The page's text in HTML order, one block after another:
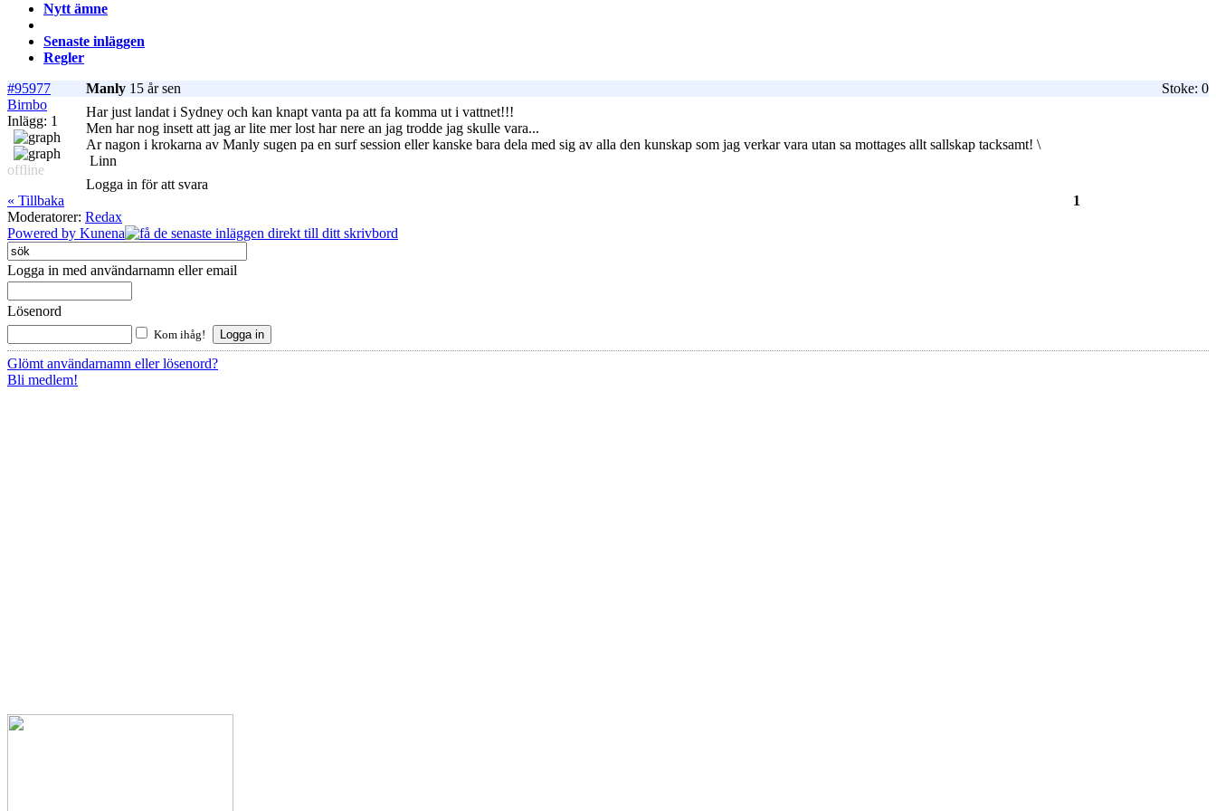
Nytt ämne
Senaste inläggen
Regler
#95977
Manly 15 år sen
Stoke: 0
Birnbo
Inlägg: 1
offline
Har just landat i Sydney och kan knapt vanta pa att fa komma ut i vattnet!!!
Men har nog insett att jag ar lite mer lost har nere an jag trodde jag skulle vara...
Ar nagon i krokarna av Manly sugen pa en surf session eller kanske bara dela med sig av alla den kunskap som jag verkar vara utan sa mottages allt sallskap tacksamt! \
Linn
Logga in för att svara
« Tillbaka
1
Moderatorer: Redax
Powered by Kunena
Logga in med användarnamn eller email
Lösenord
Kom ihåg!
Glömt användarnamn eller lösenord?
Bli medlem!